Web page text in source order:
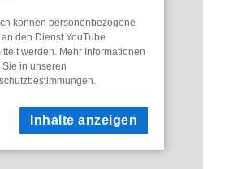
können personenbezogene
an den Dienst YouTube
werden. Mehr Informationen
Sie in unseren
.
Inhalte anzeigen